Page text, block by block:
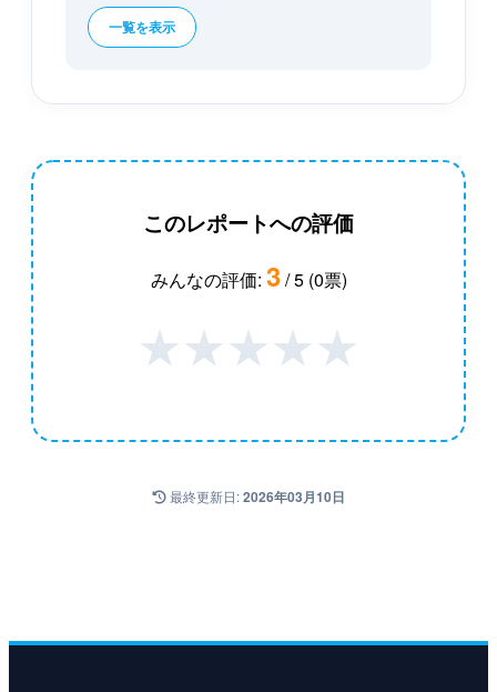
一覧を表示
このレポートへの評価
みんなの評価: 3/ 5 (0票)
★★★★★
最終更新日:2026年03月10日